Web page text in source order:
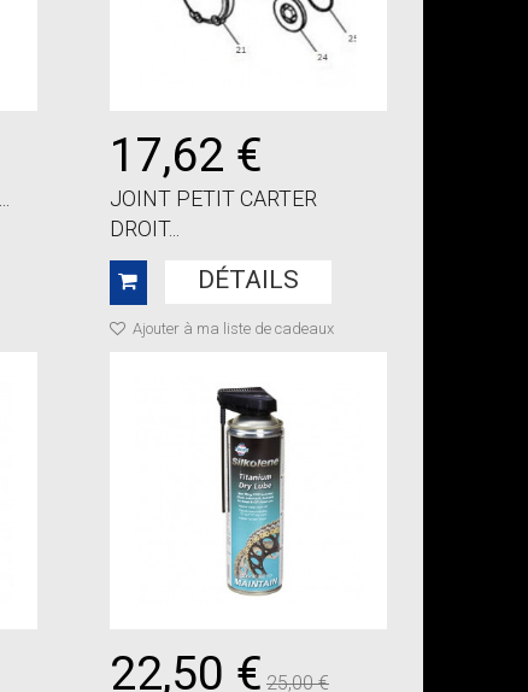
17,62 €
JOINT PETIT CARTER
DROIT...
DÉTAILS
Ajouter à ma liste de cadeaux
22,50 € 25,00 €